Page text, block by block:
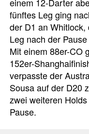
einem 12-Darter
fünftes Leg ging
der D1 an
Leg nach der
Mit einem 88er-CO
152er-
verpasste der
Sousa auf der D20
zwei weiteren
Pause.